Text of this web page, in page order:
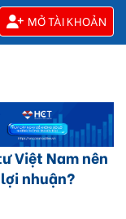
MỞ TÀI KHOẢN
Việt Nam nên
nhuận?